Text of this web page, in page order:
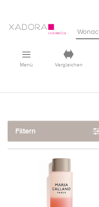
Menü Vergleichen
Filtern